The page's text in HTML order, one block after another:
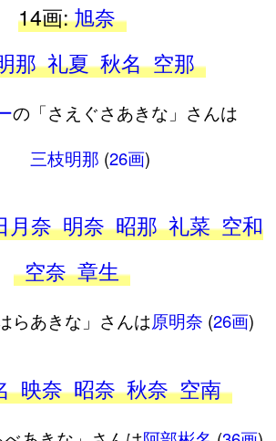
14画:旭奈
那 礼夏 秋名 空那
の「さえぐさあきな」さんは
三枝明那 (26画)
月奈 明奈 昭那 礼菜 空和
空奈 章生
らあきな」さんは原明奈 (26画)
映奈 昭奈 秋奈 空南